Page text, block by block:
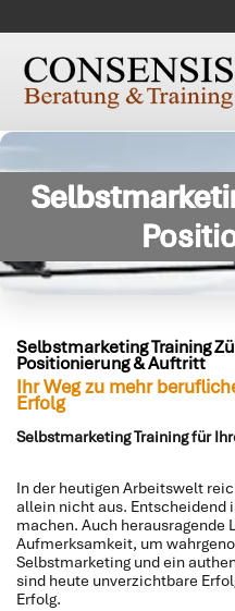
Selbstmarketing Training
Positionierung & Auftritt
Ihr Weg zu mehr
Erfolg
Selbstmarketing Training für
In der heutigen Arbeitswelt
allein nicht aus. Entscheidend
machen. Auch herausragende
Aufmerksamkeit, um
Selbstmarketing und ein
sind heute unverzichtbare
Erfolg.